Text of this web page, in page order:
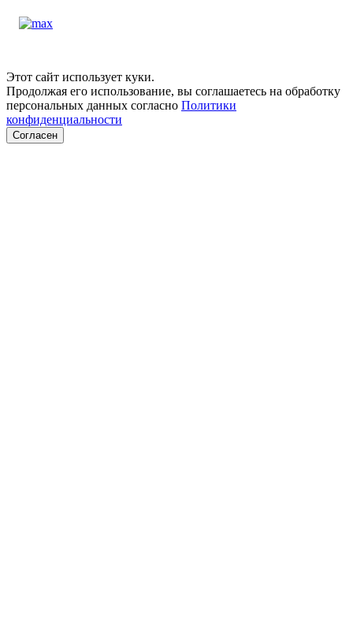
Этот сайт использует куки.
Продолжая его использование, вы соглашаетесь на обработку
персональных данных согласно Политики
конфиденциальности
Согласен